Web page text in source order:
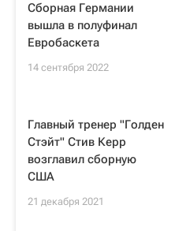
Сборная Германии
вышла в полуфинал
Евробаскета
14 сентября 2022
Главный тренер "Голден
Стэйт" Стив Керр
возглавил сборную
США
21 декабря 2021